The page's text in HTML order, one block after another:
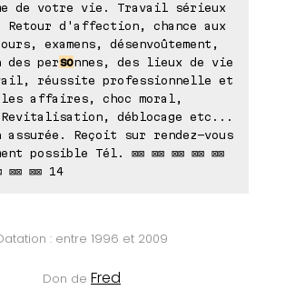
de votre vie. Travail sérieux
d'affection, chance aux
examens, désenvoûtement,
des personnes, des lieux de vie
réussite professionnelle et
les affaires, choc moral,
déblocage etc...
assurée. Reçoit sur rendez-vous
possible Tél. ⊠⊠ ⊠⊠ ⊠⊠ ⊠⊠ ⊠⊠
⊠⊠ ⊠⊠ 14
: entre 1996 et 2009
Don de Fred